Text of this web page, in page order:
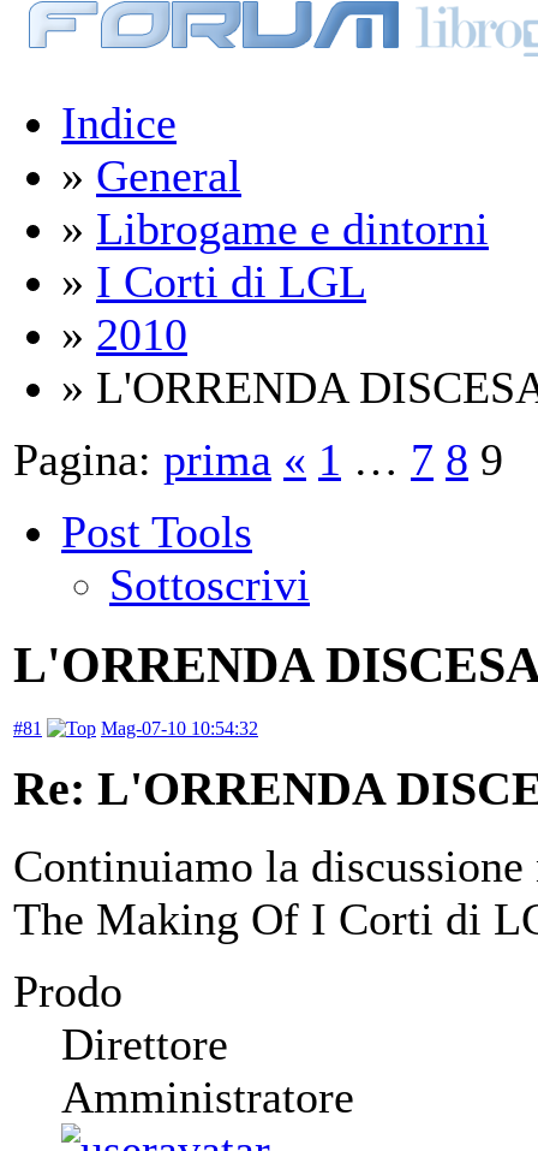
Indice
» General
» Librogame e dintorni
» I Corti di LGL
» 2010
» L'ORRENDA
Pagina: prima « 1 … 7 8 9
Post Tools
Sottoscrivi
L'ORRENDA
#81 Mag-07-10 10:54:32
Re: L'ORRENDA
Continuiamo la
The Making Of I Corti di
Prodo
Direttore
Amministratore